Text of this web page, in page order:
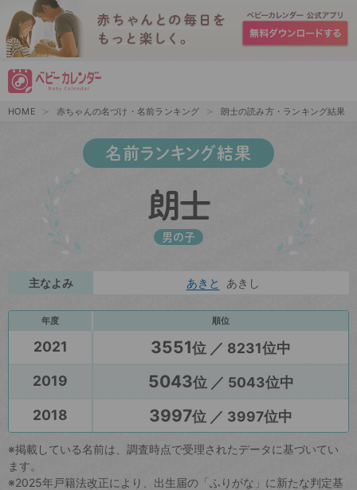
HOME 赤ちゃんの名づけ・名前ランキング 朗士の読み方・ランキング結果
名前ランキング結果
朗士
男の子
主なよみ あきと あきし
年度 順位
2021 3551位 ／ 8231位中
2019
5043位 ／ 5043位中
2018
3997位 ／ 3997位中
※掲載している名前は、調査時点で受理されたデータに基づいてい
ます。
※2025年戸籍法改正により、出生届の「ふりがな」に新たな判定基